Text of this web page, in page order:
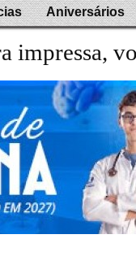
Aniversários
impressa,